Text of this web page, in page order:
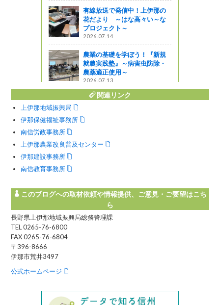
有線放送で発信中！上伊那の
花だより ～はな高々い～な
プロジェクト～
2026.07.14
農業の基礎を学ぼう！『新規
就農実践塾』～病害虫防除・
農薬適正使用～
2026.07.13
関連リンク
上伊那地域振興局
伊那保健福祉事務所
南信労政事務所
上伊那農業改良普及センター
伊那建設事務所
南信教育事務所
このブログへの取材依頼や情報提供、ご意見・ご要望はこち
ら
長野県上伊那地域振興局総務管理課
TEL 0265-76-6800
FAX 0265-76-6804
〒396-8666
伊那市荒井3497
公式ホームページ